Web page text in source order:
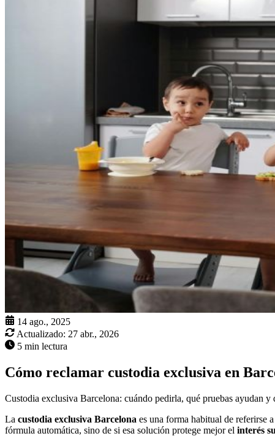
14 ago., 2025
Actualizado: 27 abr., 2026
5 min lectura
Cómo reclamar custodia exclusiva en
Custodia exclusiva Barcelona: cuándo pedirla, qué pruebas ayudan
La custodia exclusiva Barcelona es una forma habitual de referirse
fórmula automática, sino de si esa solución protege mejor el interés